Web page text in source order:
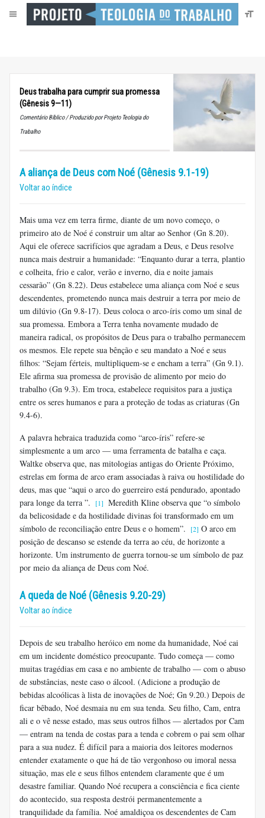
Deus trabalha para cumprir sua promessa
(Gênesis 9—11)
Comentário Bíblico / Produzido por Projeto Teologia do
Trabalho
A aliança de Deus com Noé (Gênesis 9.1-19)
Voltar ao índice
Mais uma vez em terra firme, diante de um novo começo, o
primeiro ato de Noé é construir um altar ao Senhor (Gn 8.20).
Aqui ele oferece sacrifícios que agradam a Deus, e Deus resolve
nunca mais destruir a humanidade: “Enquanto durar a terra, plantio
e colheita, frio e calor, verão e inverno, dia e noite jamais
cessarão” (Gn 8.22). Deus estabelece uma aliança com Noé e seus
descendentes, prometendo nunca mais destruir a terra por meio de
um dilúvio (Gn 9.8-17). Deus coloca o arco-íris como um sinal de
sua promessa. Embora a Terra tenha novamente mudado de
maneira radical, os propósitos de Deus para o trabalho permanecem
os mesmos. Ele repete sua bênção e seu mandato a Noé e seus
filhos: “Sejam férteis, multipliquem-se e encham a terra” (Gn 9.1).
Ele afirma sua promessa de provisão de alimento por meio do
trabalho (Gn 9.3). Em troca, estabelece requisitos para a justiça
entre os seres humanos e para a proteção de todas as criaturas (Gn
9.4-6).
A palavra hebraica traduzida como “arco-íris” refere-se
simplesmente a um arco — uma ferramenta de batalha e caça.
Waltke observa que, nas mitologias antigas do Oriente Próximo,
estrelas em forma de arco eram associadas à raiva ou hostilidade do
deus, mas que “aqui o arco do guerreiro está pendurado, apontado
para longe da terra ”.
[1] Meredith Kline observa que “o símbolo
da belicosidade e da hostilidade divinas foi transformado em um
símbolo de reconciliação entre Deus e o homem”.
[2] O arco em
posição de descanso se estende da terra ao céu, de horizonte a
horizonte. Um instrumento de guerra tornou-se um símbolo de paz
por meio da aliança de Deus com Noé.
A queda de Noé (Gênesis 9.20-29)
Voltar ao índice
Depois de seu trabalho heróico em nome da humanidade, Noé cai
em um incidente doméstico preocupante. Tudo começa — como
muitas tragédias em casa e no ambiente de trabalho — com o abuso
de substâncias, neste caso o álcool. (Adicione a produção de
bebidas alcoólicas à lista de inovações de Noé; Gn 9.20.) Depois de
ficar bêbado, Noé desmaia nu em sua tenda. Seu filho, Cam, entra
ali e o vê nesse estado, mas seus outros filhos — alertados por Cam
— entram na tenda de costas para a tenda e cobrem o pai sem olhar
para a sua nudez. É difícil para a maioria dos leitores modernos
entender exatamente o que há de tão vergonhoso ou imoral nessa
situação, mas ele e seus filhos entendem claramente que é um
desastre familiar. Quando Noé recupera a consciência e fica ciente
do acontecido, sua resposta destrói permanentemente a
tranquilidade da família. Noé amaldiçoa os descendentes de Cam